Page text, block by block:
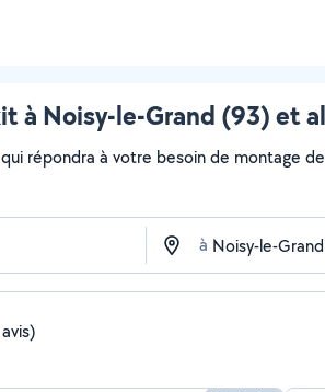
à Noisy-le-Grand (93) et
répondra à votre besoin de montage
à